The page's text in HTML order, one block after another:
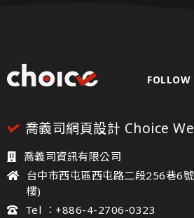
FOLLOW
喬義司網頁設計 Choice
喬義司資訊有限公司
台中市西屯區西屯路二段256巷6
樓)
Tel ：+886-4-2706-0323